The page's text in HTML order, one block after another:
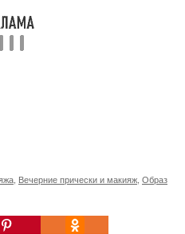
Вечерние прически и макияж Образ